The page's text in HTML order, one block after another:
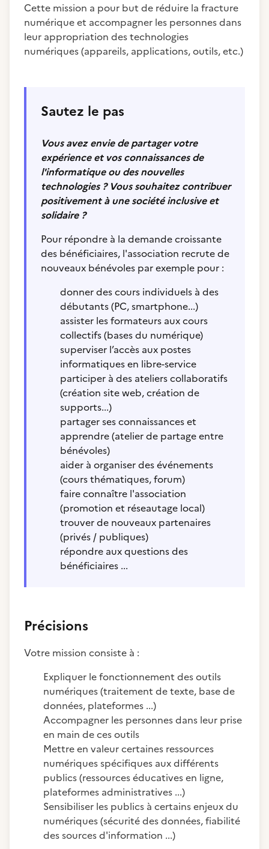
Cette mission a pour but de réduire la fracture
numérique et accompagner les personnes dans
leur appropriation des technologies
numériques (appareils, applications, outils, etc.)
Sautez le pas
Vous avez envie de partager votre
expérience et vos connaissances de
l'informatique ou des nouvelles
technologies ? Vous souhaitez contribuer
positivement à une société inclusive et
solidaire ?
Pour répondre à la demande croissante
des bénéficiaires, l'association recrute de
nouveaux bénévoles par exemple pour :
donner des cours individuels à des
débutants (PC, smartphone...)
assister les formateurs aux cours
collectifs (bases du numérique)
superviser l’accès aux postes
informatiques en libre-service
participer à des ateliers collaboratifs
(création site web, création de
supports...)
partager ses connaissances et
apprendre (atelier de partage entre
bénévoles)
aider à organiser des événements
(cours thématiques, forum)
faire connaître l'association
(promotion et réseautage local)
trouver de nouveaux partenaires
(privés / publiques)
répondre aux questions des
bénéficiaires ...
Précisions
Votre mission consiste à :
Expliquer le fonctionnement des outils
numériques (traitement de texte, base de
données, plateformes ...)
Accompagner les personnes dans leur prise
en main de ces outils
Mettre en valeur certaines ressources
numériques spécifiques aux différents
publics (ressources éducatives en ligne,
plateformes administratives ...)
Sensibiliser les publics à certains enjeux du
numériques (sécurité des données, fiabilité
des sources d'information ...)